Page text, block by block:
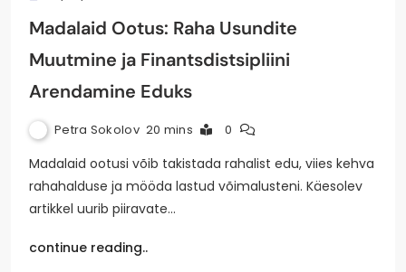
Madalaid Ootus: Raha Usundite
Muutmine ja Finantsdistsipliini
Arendamine Eduks
Petra Sokolov 20 mins 0
Madalaid ootusi võib takistada rahalist edu, viies kehva
rahahalduse ja mööda lastud võimalusteni. Käesolev
artikkel uurib piiravate…
continue reading..